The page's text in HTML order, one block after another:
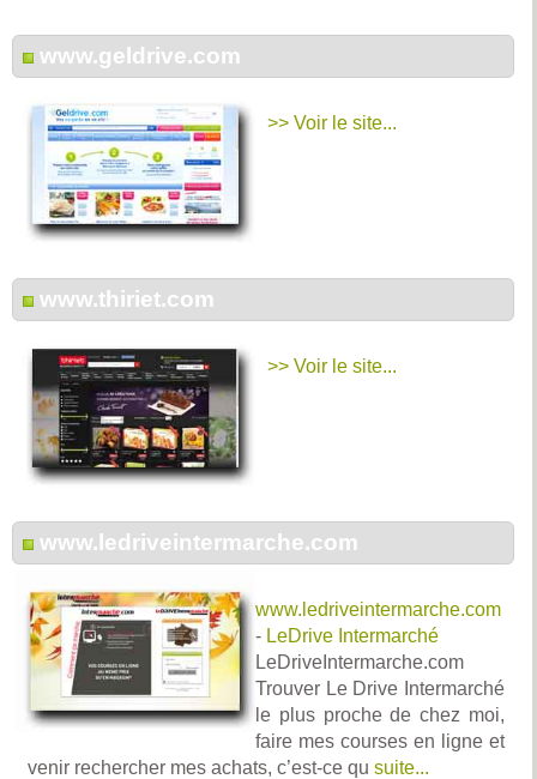
www.geldrive.com
>> Voir le site...
www.thiriet.com
>> Voir le site...
www.ledriveintermarche.com
www.ledriveintermarche.com
- LeDrive Intermarché
LeDriveIntermarche.com
Trouver Le Drive Intermarché
le plus proche de chez moi,
faire mes courses en ligne et
venir rechercher mes achats, c’est-ce qu suite...